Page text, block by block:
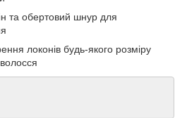
та обертовий шнур для
локонів будь-якого розміру